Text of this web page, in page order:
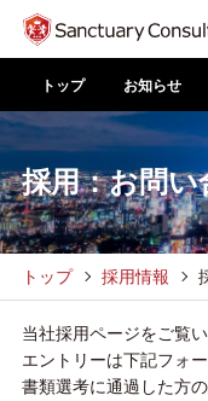
トップ お知らせ
採用：お問い
トップ 採用情報
当社採用ページをご覧
エントリーは下記フォ
書類選考に通過した方